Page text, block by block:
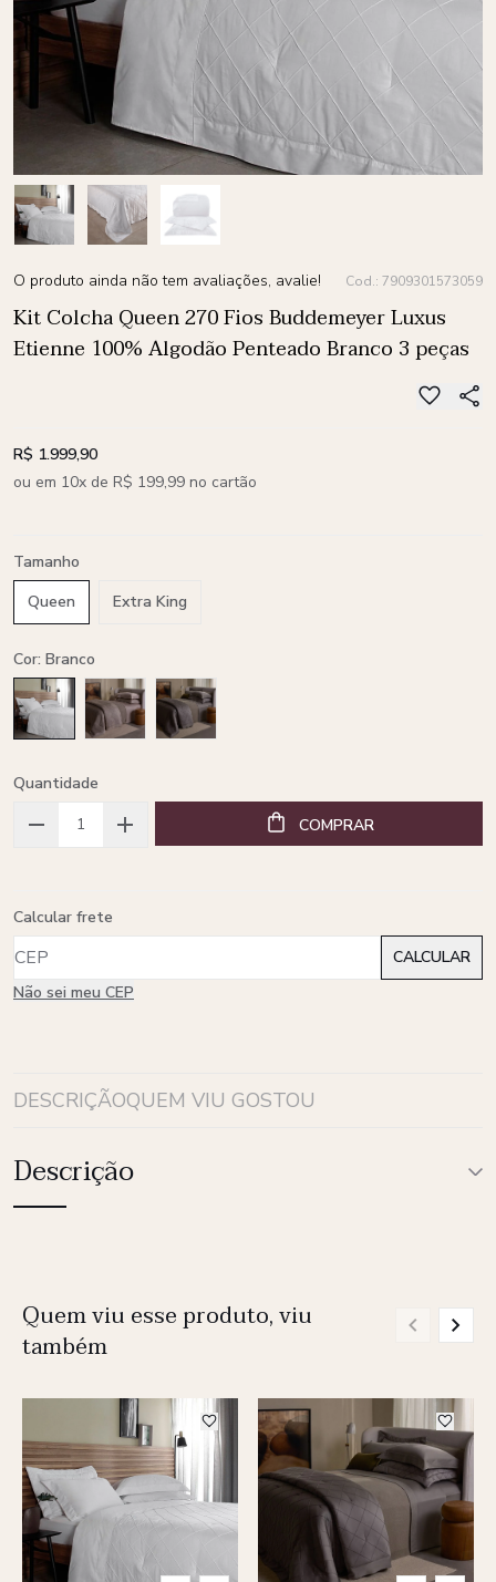
O produto ainda não tem avaliações, avalie! Cod.: 7909301573059
Kit Colcha Queen 270 Fios Buddemeyer Luxus
Etienne 100% Algodão Penteado Branco 3 peças
R$ 1.999,90
ou em 10x de R$ 199,99 no cartão
Tamanho
Queen
Extra King
Cor: Branco
Quantidade
COMPRAR
Calcular frete
Não sei meu CEP
DESCRIÇÃOQUEM VIU GOSTOU
Descrição
Quem viu esse produto, viu
também